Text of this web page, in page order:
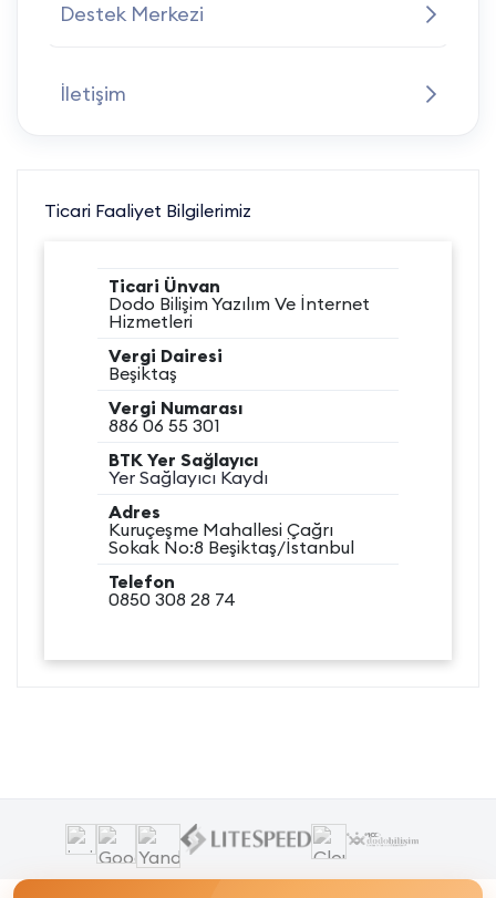
Destek Merkezi
İletişim
Ticari Faaliyet Bilgilerimiz
Ticari Ünvan
Dodo Bilişim Yazılım Ve İnternet
Hizmetleri
Vergi Dairesi
Beşiktaş
Vergi Numarası
886 06 55 301
BTK Yer Sağlayıcı
Yer Sağlayıcı Kaydı
Adres
Kuruçeşme Mahallesi Çağrı
Sokak No:8 Beşiktaş/İstanbul
Telefon
0850 308 28 74